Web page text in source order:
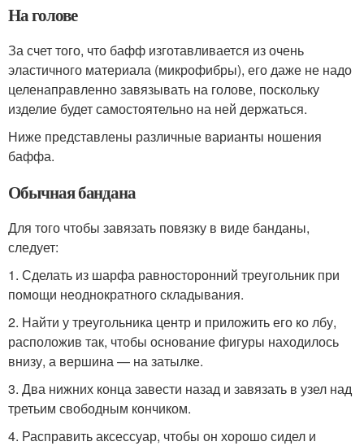
На голове
За счет того, что бафф изготавливается из очень
эластичного материала (микрофибры), его даже не надо
целенаправленно завязывать на голове, поскольку
изделие будет самостоятельно на ней держаться.
Ниже представлены различные варианты ношения
баффа.
Обычная бандана
Для того чтобы завязать повязку в виде банданы,
следует:
1. Сделать из шарфа равносторонний треугольник при
помощи неоднократного складывания.
2. Найти у треугольника центр и приложить его ко лбу,
расположив так, чтобы основание фигуры находилось
внизу, а вершина — на затылке.
3. Два нижних конца завести назад и завязать в узел над
третьим свободным кончиком.
4. Расправить аксессуар, чтобы он хорошо сидел и